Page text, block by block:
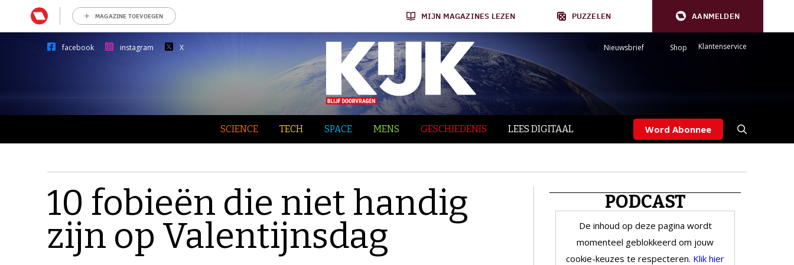
MAGAZINE TOEVOEGEN MIJN MAGAZINES LEZEN PUZZELEN AANMELDEN
facebook instagram X Nieuwsbrief Shop Klantenservice
SCIENCE TECH SPACE MENS GESCHIEDENIS LEES DIGITAAL Word Abonnee
10 fobieën die niet handig
zijn op Valentijnsdag
PODCAST
De inhoud op deze pagina wordt
momenteel geblokkeerd om jouw
cookie-keuzes te respecteren. Klik hier